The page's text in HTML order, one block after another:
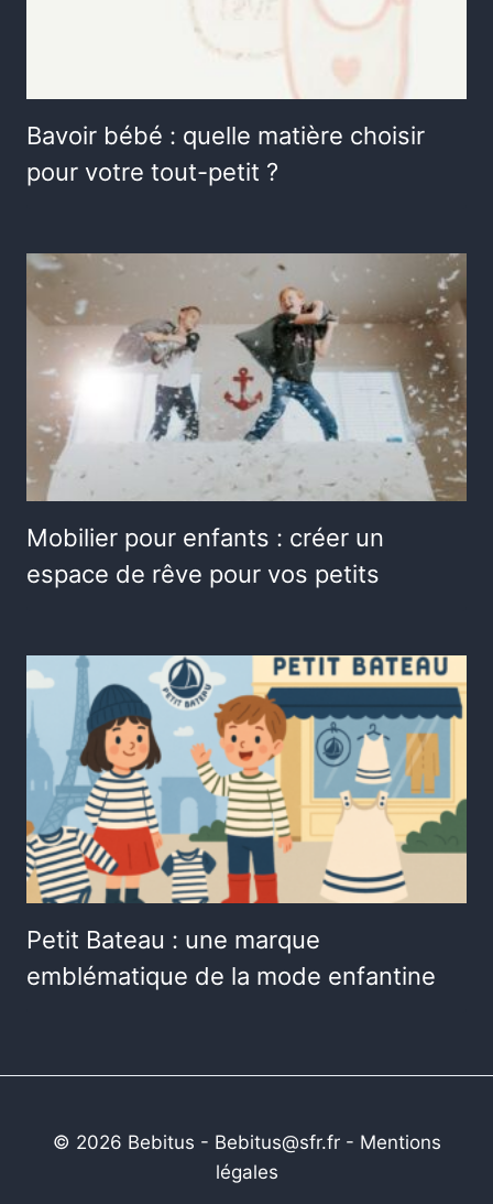
Bavoir bébé : quelle matière choisir
pour votre tout-petit ?
Mobilier pour enfants : créer un
espace de rêve pour vos petits
Petit Bateau : une marque
emblématique de la mode enfantine
© 2026 Bebitus - Bebitus@sfr.fr - Mentions
légales